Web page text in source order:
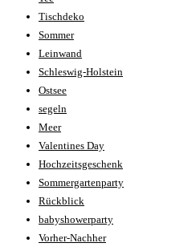
Tischdeko
Sommer
Leinwand
Schleswig-Holstein
Ostsee
segeln
Meer
Valentines Day
Hochzeitsgeschenk
Sommergartenparty
Rückblick
babyshowerparty
Vorher-Nachher